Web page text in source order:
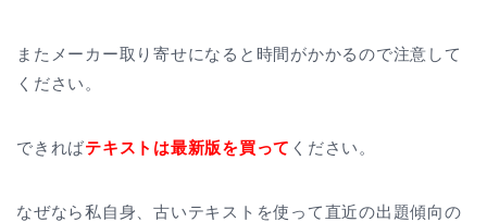
またメーカー取り寄せになると時間がかかるので注意して
ください。
できればテキストは最新版を買って ください。
なぜなら私自身、古いテキストを使って直近の出題傾向の